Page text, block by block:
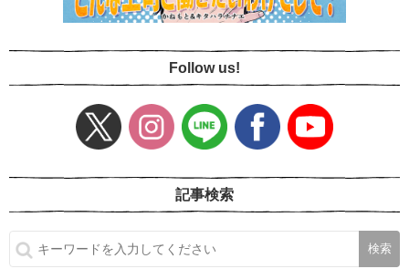
Follow us!
記事検索